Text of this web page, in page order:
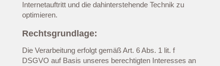
Internetauftritt und die dahinterstehende Technik zu
optimieren.
Rechtsgrundlage:
Die Verarbeitung erfolgt gemäß Art. 6 Abs. 1 lit. f
DSGVO auf Basis unseres berechtigten Interesses an